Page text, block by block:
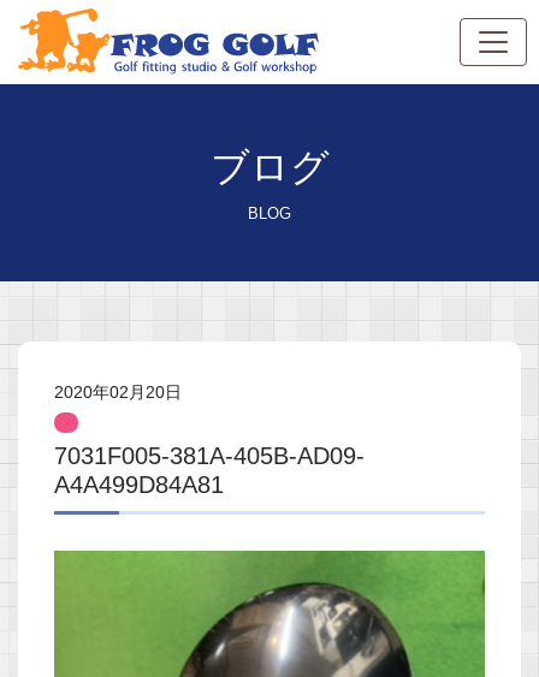
ブログ
BLOG
2020年02月20日
7031F005-381A-405B-AD09-
A4A499D84A81